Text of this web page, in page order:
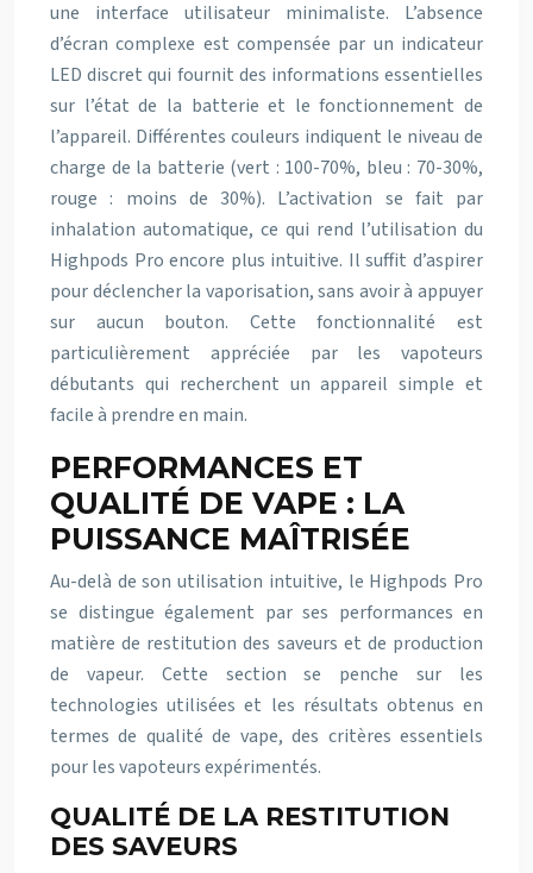
une interface utilisateur minimaliste. L’absence
d’écran complexe est compensée par un indicateur
LED discret qui fournit des informations essentielles
sur l’état de la batterie et le fonctionnement de
l’appareil. Différentes couleurs indiquent le niveau de
charge de la batterie (vert : 100-70%, bleu : 70-30%,
rouge : moins de 30%). L’activation se fait par
inhalation automatique, ce qui rend l’utilisation du
Highpods Pro encore plus intuitive. Il suffit d’aspirer
pour déclencher la vaporisation, sans avoir à appuyer
sur aucun bouton. Cette fonctionnalité est
particulièrement appréciée par les vapoteurs
débutants qui recherchent un appareil simple et
facile à prendre en main.
PERFORMANCES ET
QUALITÉ DE VAPE : LA
PUISSANCE MAÎTRISÉE
Au-delà de son utilisation intuitive, le Highpods Pro
se distingue également par ses performances en
matière de restitution des saveurs et de production
de vapeur. Cette section se penche sur les
technologies utilisées et les résultats obtenus en
termes de qualité de vape, des critères essentiels
pour les vapoteurs expérimentés.
QUALITÉ DE LA RESTITUTION
DES SAVEURS